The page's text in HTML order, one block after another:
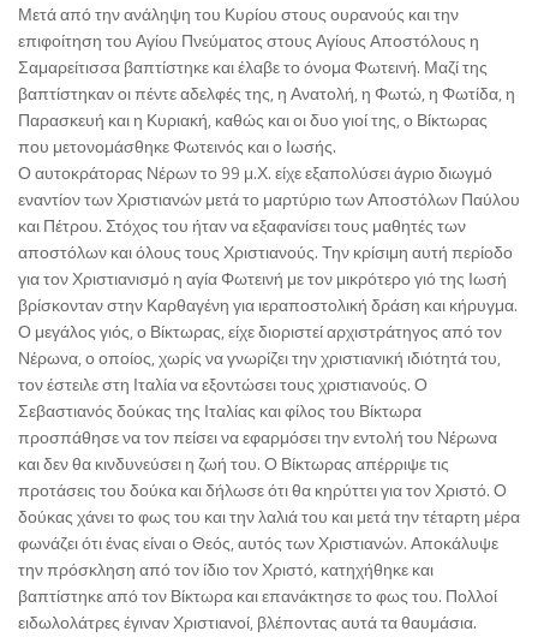
Μετά από την ανάληψη του Κυρίου στους ουρανούς και την
επιφοίτηση του Αγίου Πνεύματος στους Αγίους Αποστόλους η
Σαμαρείτισσα βαπτίστηκε και έλαβε το όνομα Φωτεινή. Μαζί της
βαπτίστηκαν οι πέντε αδελφές της, η Ανατολή, η Φωτώ, η Φωτίδα, η
Παρασκευή και η Κυριακή, καθώς και οι δυο γιοί της, ο Βίκτωρας
που μετονομάσθηκε Φωτεινός και ο Ιωσής.
Ο αυτοκράτορας Νέρων το 99 μ.Χ. είχε εξαπολύσει άγριο διωγμό
εναντίον των Χριστιανών μετά το μαρτύριο των Αποστόλων Παύλου
και Πέτρου. Στόχος του ήταν να εξαφανίσει τους μαθητές των
αποστόλων και όλους τους Χριστιανούς. Την κρίσιμη αυτή περίοδο
για τον Χριστιανισμό η αγία Φωτεινή με τον μικρότερο γιό της Ιωσή
βρίσκονταν στην Καρθαγένη για ιεραποστολική δράση και κήρυγμα.
Ο μεγάλος γιός, ο Βίκτωρας, είχε διοριστεί αρχιστράτηγος από τον
Νέρωνα, ο οποίος, χωρίς να γνωρίζει την χριστιανική ιδιότητά του,
τον έστειλε στη Ιταλία να εξοντώσει τους χριστιανούς. Ο
Σεβαστιανός δούκας της Ιταλίας και φίλος του Βίκτωρα
προσπάθησε να τον πείσει να εφαρμόσει την εντολή του Νέρωνα
και δεν θα κινδυνεύσει η ζωή του. Ο Βίκτωρας απέρριψε τις
προτάσεις του δούκα και δήλωσε ότι θα κηρύττει για τον Χριστό. Ο
δούκας χάνει το φως του και την λαλιά του και μετά την τέταρτη μέρα
φωνάζει ότι ένας είναι ο Θεός, αυτός των Χριστιανών. Αποκάλυψε
την πρόσκληση από τον ίδιο τον Χριστό, κατηχήθηκε και
βαπτίστηκε από τον Βίκτωρα και επανάκτησε το φως του. Πολλοί
ειδωλολάτρες έγιναν Χριστιανοί, βλέποντας αυτά τα θαυμάσια.